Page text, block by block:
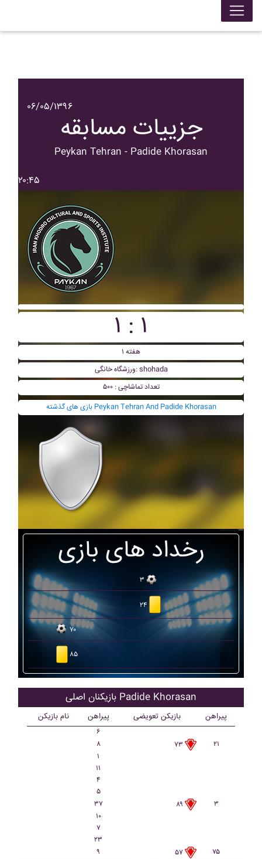
۰۶/۰۵/۱۳۹۶
جزییات مسابقه
Peykan Tehran - Padide Khorasan
۲۰:۴۵
۱ : ۱
هفته ۱
ورزشگاه خانگی: shohada
تعداد تماشاچی : ۵۰۰
بازی های گذشته Peykan Tehran And Padide Khorasan
رخداد های بازی
۳
۲۴
۷۰
۸۵
بازیکنان اصلی Padide Khorasan
نام بازیکن پیراهن بازیکن تعویضی پیراهن
۶
۸
۷۳
۲۱
۱
۱۱
۴
۵
۳۷
۸۹
۳
۱۰
۷
۲۳
۹
۵۷ ۷۵